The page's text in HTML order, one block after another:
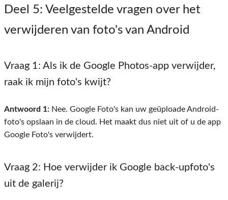
Deel 5: Veelgestelde vragen over het
verwijderen van foto's van Android
Vraag 1: Als ik de Google Photos-app verwijder,
raak ik mijn foto's kwijt?
Antwoord 1: Nee. Google Foto's kan uw geüploade Android-
foto's opslaan in de cloud. Het maakt dus niet uit of u de app
Google Foto's verwijdert.
Vraag 2: Hoe verwijder ik Google back-upfoto's
uit de galerij?